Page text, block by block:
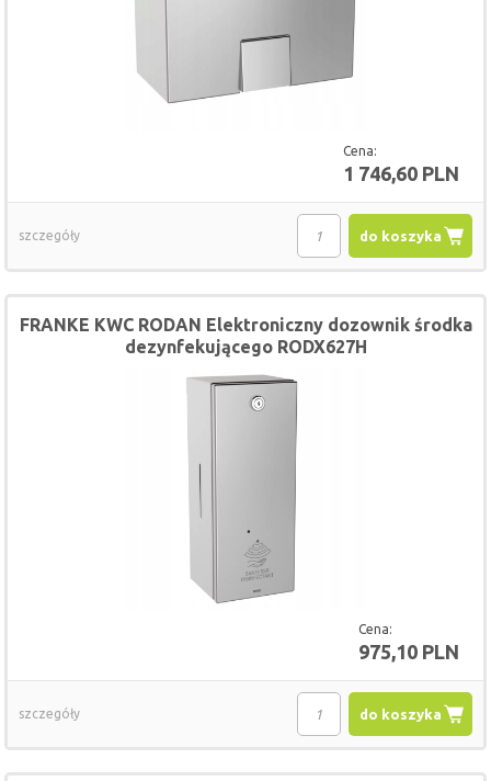
Cena:
1 746,60 PLN
do koszyka
szczegóły
Cena:
975,10 PLN
FRANKE KWC RODAN Elektroniczny dozownik środka
dezynfekującego RODX627H
do koszyka
szczegóły